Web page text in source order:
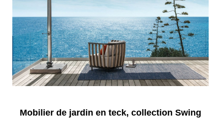
Mobilier de jardin en teck, collection Swing